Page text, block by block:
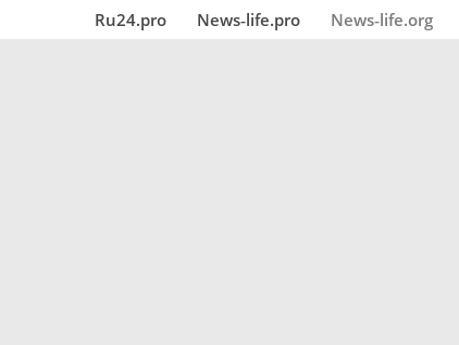
Ru24.pro News‑life.pro News‑life.org